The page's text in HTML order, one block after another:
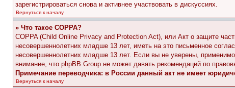
зарегистрироваться снова и активнее участвовать в дискуссиях.
Вернуться к началу
» Что такое COPPA?
COPPA (Child Online Privacy and Protection Act), или Акт о защите
несовершеннолетних младше 13 лет, иметь на это письменное
несовершеннолетних младше 13 лет. Если вы не уверены,
внимание, что phpBB Group не может давать рекомендаций по
Примечание переводчика: в России данный акт не имеет
Вернуться к началу